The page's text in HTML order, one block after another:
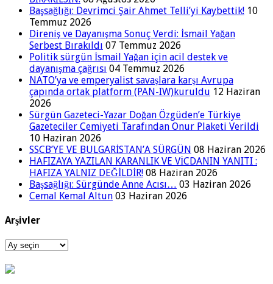
Başsağlığı: Devrimci Şair Ahmet Telli’yi Kaybettik! 10
Temmuz 2026
Direniş ve Dayanışma Sonuç Verdi: İsmail Yağan
Serbest Bırakıldı 07 Temmuz 2026
Politik sürgün İsmail Yağan için acil destek ve
dayanışma çağrısı 04 Temmuz 2026
NATO’ya ve emperyalist savaşlara karşı Avrupa
çapında ortak platform (PAN-IW)kuruldu 12 Haziran
2026
Sürgün Gazeteci-Yazar Doğan Özgüden’e Türkiye
Gazeteciler Cemiyeti Tarafından Onur Plaketi Verildi
10 Haziran 2026
SSCB’YE VE BULGARİSTAN’A SÜRGÜN 08 Haziran 2026
HAFIZAYA YAZILAN KARANLIK VE VİCDANIN YANITI :
HAFIZA YALNIZ DEĞİLDİR! 08 Haziran 2026
Başsağlığı: Sürgünde Anne Acısı… 03 Haziran 2026
Cemal Kemal Altun 03 Haziran 2026
Arşivler
Arşivler